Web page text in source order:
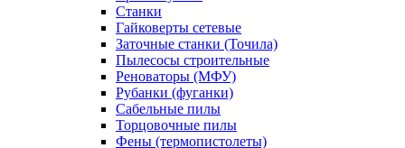
Станки
Гайковерты сетевые
Заточные станки (Точила)
Пылесосы строительные
Реноваторы (МФУ)
Рубанки (фуганки)
Сабельные пилы
Торцовочные пилы
Фены (термопистолеты)